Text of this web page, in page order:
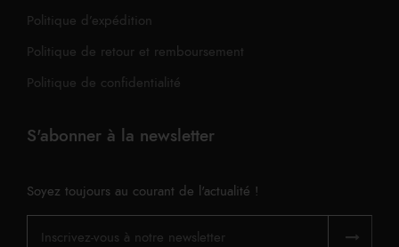
Politique d’expédition
Politique de retour et remboursement
Politique de confidentialité
S'abonner à la newsletter
Soyez toujours au courant de l'actualité !